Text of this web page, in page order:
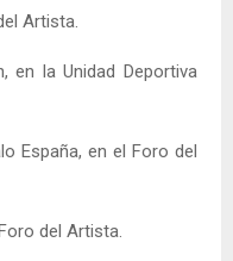
Artista.
en la Unidad Deportiva
España, en el Foro del
del Artista.